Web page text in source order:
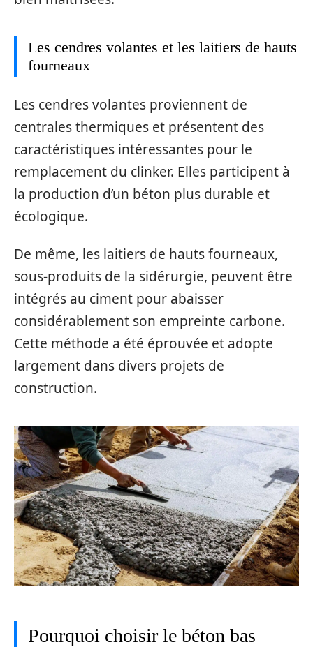
Les cendres volantes et les laitiers de hauts
fourneaux
Les cendres volantes proviennent de
centrales thermiques et présentent des
caractéristiques intéressantes pour le
remplacement du clinker. Elles participent à
la production d’un béton plus durable et
écologique.
De même, les laitiers de hauts fourneaux,
sous-produits de la sidérurgie, peuvent être
intégrés au ciment pour abaisser
considérablement son empreinte carbone.
Cette méthode a été éprouvée et adopte
largement dans divers projets de
construction.
Pourquoi choisir le béton bas